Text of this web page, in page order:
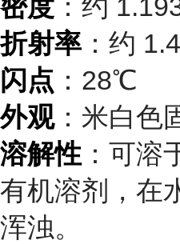
密度 ：约
折射率 ：约
闪点 ：28℃
外观：米白色
溶解性 ：可溶
有机溶剂，在
浑浊。